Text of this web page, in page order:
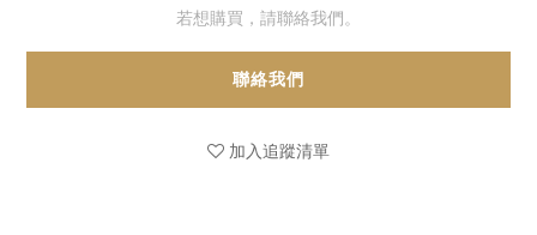
若想購買，請聯絡我們。
聯絡我們
加入追蹤清單